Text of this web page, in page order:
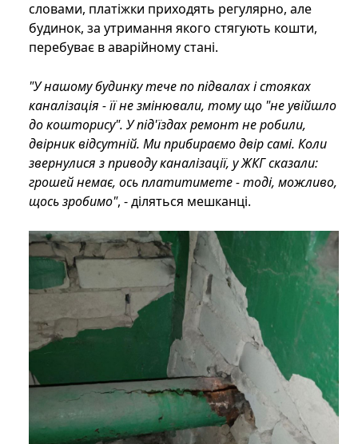
словами, платіжки приходять регулярно, але
будинок, за утримання якого стягують кошти,
перебуває в аварійному стані.
"У нашому будинку тече по підвалах і стояках
каналізація - її не змінювали, тому що "не увійшло
до кошторису". У під'їздах ремонт не робили,
двірник відсутній. Ми прибираємо двір самі. Коли
звернулися з приводу каналізації, у ЖКГ сказали:
грошей немає, ось платитимете - тоді, можливо,
щось зробимо", - діляться мешканці.